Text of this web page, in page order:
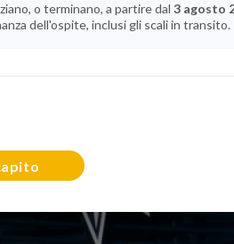
o terminano, a partire dal 3 agosto
dell'ospite, inclusi gli scali in transito.